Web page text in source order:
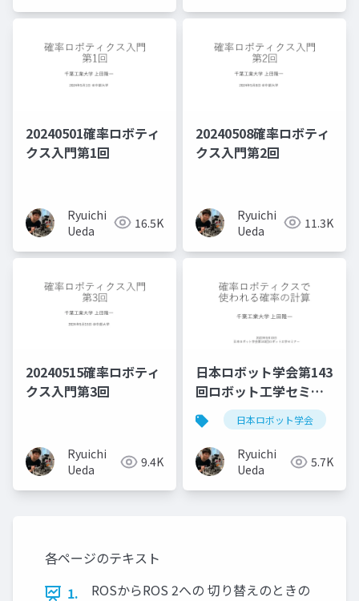
20240501確率ロボティ
クス入門第1回
Ryuichi
Ueda
16.5K
20240508確率ロボティ
クス入門第2回
Ryuichi
Ueda
11.3K
20240515確率ロボティ
クス入門第3回
Ryuichi
Ueda
9.4K
日本ロボット学会第143
回ロボット工学セミナ
ー
日本ロボット学会
Ryuichi
Ueda
5.7K
各ページのテキスト
1.
ROSからROS 2への 切り替えのときの